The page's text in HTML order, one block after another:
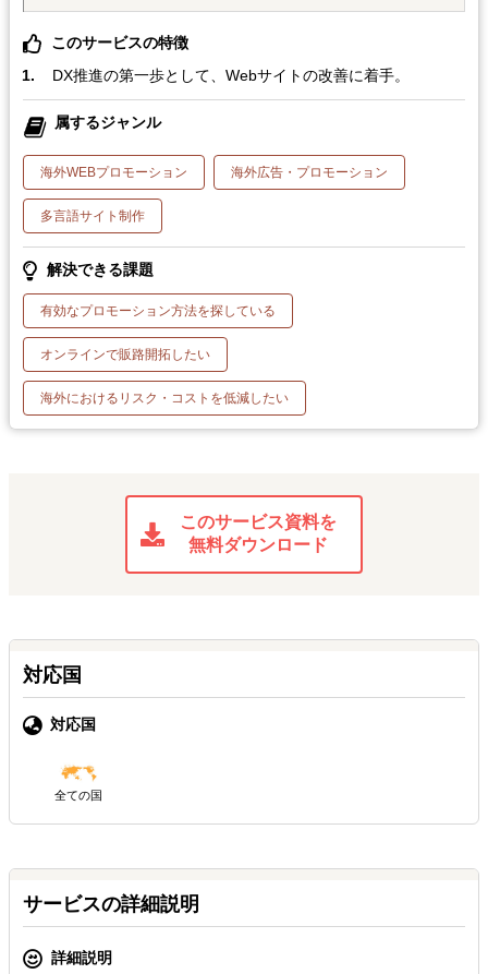
このサービスの特徴
DX推進の第一歩として、Webサイトの改善に着手。
属するジャンル
海外WEBプロモーション 海外広告・プロモーション
多言語サイト制作
解決できる課題
有効なプロモーション方法を探している
オンラインで販路開拓したい
海外におけるリスク・コストを低減したい
このサービス資料を
無料ダウンロード
対応国
対応国
全ての国
サービスの詳細説明
詳細説明